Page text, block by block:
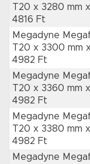
T20 x 3280 mm
4816 Ft
Megadyne
T20 x 3300 mm
4982 Ft
Megadyne
T20 x 3360 mm
4982 Ft
Megadyne
T20 x 3380 mm
4982 Ft
Megadyne